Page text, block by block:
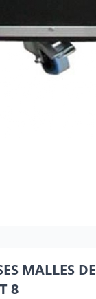
MALLES DE
8